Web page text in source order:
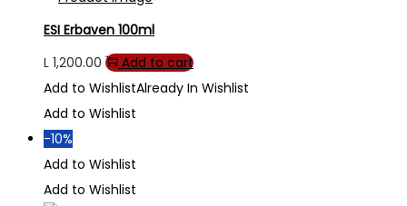
ESI Erbaven 100ml
L 1,200.00
Add to cart
Add to WishlistAlready In Wishlist
Add to Wishlist
-10%
Add to Wishlist
Add to Wishlist